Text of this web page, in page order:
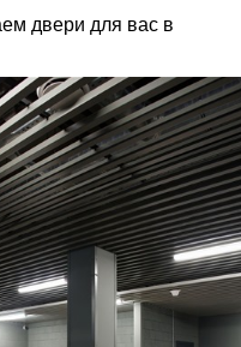
двери для вас в